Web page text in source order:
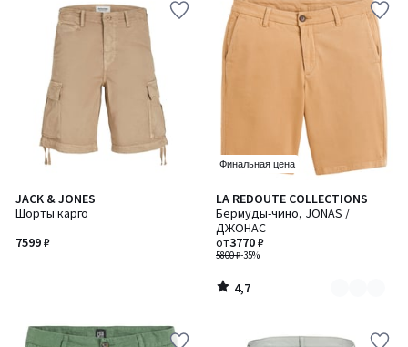
JACK & JONES
Шорты карго
7599 ₽
Финальная цена
LA REDOUTE COLLECTIONS
Бермуды-чино, JONAS /
ДЖОНАС
5800 ₽-35%
от3770 ₽
4,7
/ 5
Количество
цветов:
5
4,7
/